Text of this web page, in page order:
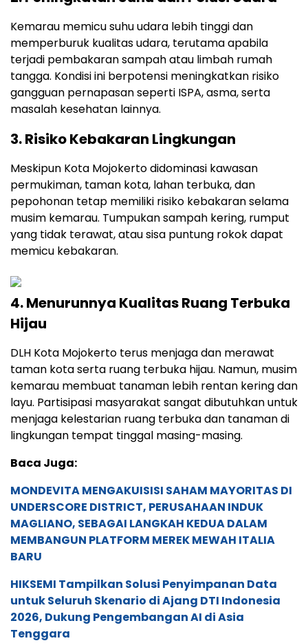
Kemarau memicu suhu udara lebih tinggi dan
memperburuk kualitas udara, terutama apabila
terjadi pembakaran sampah atau limbah rumah
tangga. Kondisi ini berpotensi meningkatkan risiko
gangguan pernapasan seperti ISPA, asma, serta
masalah kesehatan lainnya.
3. Risiko Kebakaran Lingkungan
Meskipun Kota Mojokerto didominasi kawasan
permukiman, taman kota, lahan terbuka, dan
pepohonan tetap memiliki risiko kebakaran selama
musim kemarau. Tumpukan sampah kering, rumput
yang tidak terawat, atau sisa puntung rokok dapat
memicu kebakaran.
4. Menurunnya Kualitas Ruang Terbuka
Hijau
DLH Kota Mojokerto terus menjaga dan merawat
taman kota serta ruang terbuka hijau. Namun, musim
kemarau membuat tanaman lebih rentan kering dan
layu. Partisipasi masyarakat sangat dibutuhkan untuk
menjaga kelestarian ruang terbuka dan tanaman di
lingkungan tempat tinggal masing-masing.
Baca Juga:
MONDEVITA MENGAKUISISI SAHAM MAYORITAS DI
UNDERSCORE DISTRICT, PERUSAHAAN INDUK
MAGLIANO, SEBAGAI LANGKAH KEDUA DALAM
MEMBANGUN PLATFORM MEREK MEWAH ITALIA
BARU
HIKSEMI Tampilkan Solusi Penyimpanan Data
untuk Seluruh Skenario di Ajang DTI Indonesia
2026, Dukung Pengembangan AI di Asia
Tenggara